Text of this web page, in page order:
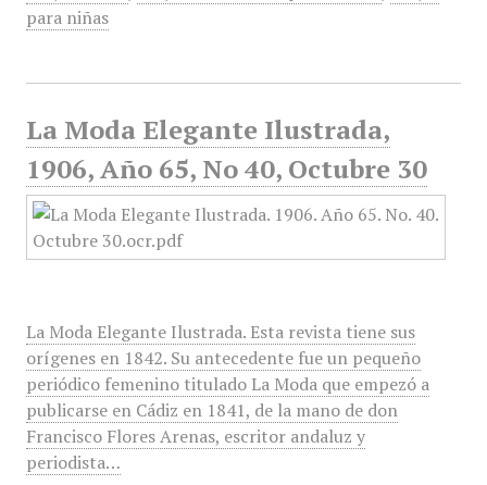
para niñas
La Moda Elegante Ilustrada,
1906, Año 65, No 40, Octubre 30
La Moda Elegante Ilustrada. Esta revista tiene sus
orígenes en 1842. Su antecedente fue un pequeño
periódico femenino titulado La Moda que empezó a
publicarse en Cádiz en 1841, de la mano de don
Francisco Flores Arenas, escritor andaluz y
periodista…